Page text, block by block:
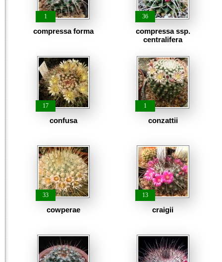
1
compressa forma
36
compressa ssp.
centralifera
17
confusa
1
conzattii
33
cowperae
13
craigii